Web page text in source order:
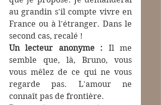
au grandin s'il compte vivre en
France ou à l'étranger. Dans le
second cas, recalé !
Un lecteur anonyme : Il me
semble que, là, Bruno, vous
vous mêlez de ce qui ne vous
regarde pas. L'amour ne
connaît pas de frontière.